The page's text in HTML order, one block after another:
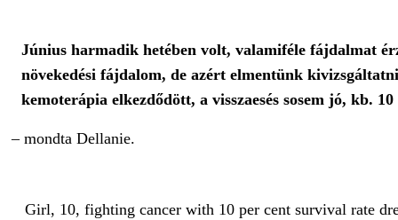
Június harmadik hetében volt, valamiféle fájdalmat
növekedési fájdalom, de azért elmentünk
kemoterápia elkezdődött, a visszaesés sosem jó, kb.
– mondta Dellanie.
Girl, 10, fighting cancer with 10 per cent survival rate